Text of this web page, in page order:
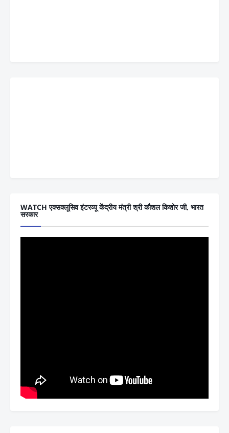
WATCH एक्सक्लूसिव इंटरव्यू केंद्रीय मंत्री श्री कौशल किशोर जी, भारत
सरकार